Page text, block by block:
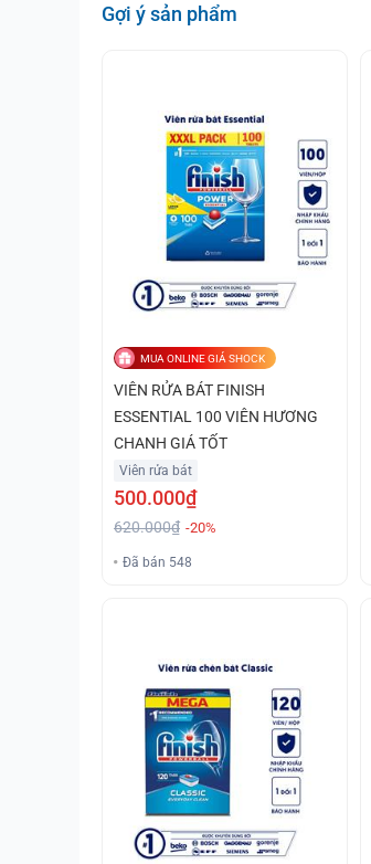
Gợi ý sản phẩm
MUA ONLINE GIÁ SHOCK
VIÊN RỬA BÁT FINISH
ESSENTIAL 100 VIÊN HƯƠNG
CHANH GIÁ TỐT
Viên rửa bát
500.000₫
620.000₫ -20%
Đã bán 548